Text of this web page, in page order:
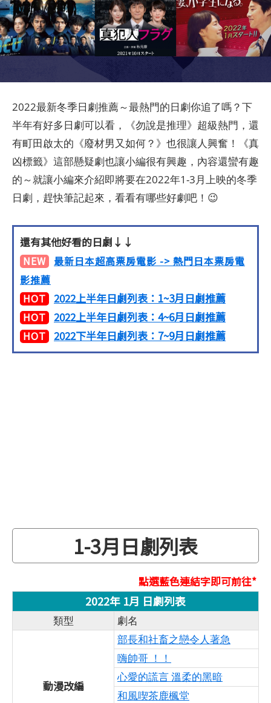
2022最新冬季日劇推薦～最熱門的日劇你追了嗎？下
半年有好多日劇可以看，《勿說是推理》超級熱門，還
有町田啟太的《廢材男又如何？》也很讓人興奮！《真
凶標籤》這部懸疑劇也讓小編很有興趣，內容還蠻有趣
的～就讓小編來介紹即將要在2022年1-3月上映的冬季
日劇，趕快筆記起來，看看有哪些好劇吧！😉
還有其他好看的日劇↓↓
NEW 最新日本超高票房電影 -> 熱門日本票房電
影推薦
HOT 2022上半年日劇列表：1~3月日劇推薦
HOT 2022上半年日劇列表：4~6月日劇推薦
HOT 2022下半年日劇列表：7~9月日劇推薦
1-3月日劇列表
點選藍色連結字即可前往*
2022年 1月 日劇列表
類型 劇名
動漫改編
部長和社畜之戀令人著急
嗨帥哥 ！！
心愛的謊言 溫柔的黑暗
和風喫茶鹿楓堂